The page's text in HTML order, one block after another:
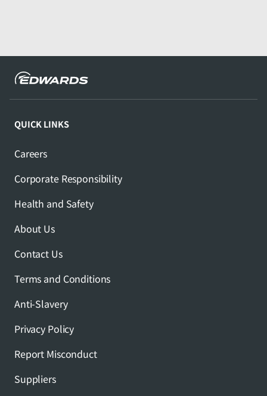
QUICK LINKS
Careers
Corporate Responsibility
Health and Safety
About Us
Contact Us
Terms and Conditions
Anti-Slavery
Privacy Policy
Report Misconduct
Suppliers